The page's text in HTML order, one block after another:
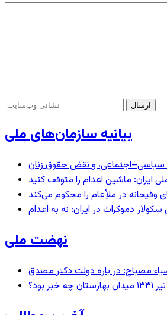
بیانیه سازمان‌های ملی
سیاسی–اجتماعی، و نقض حقوق زنان
وقیحانه در ملأِعام را محکوم می‌کند
دموکرات در ایران: نه به اعدام
نهضت ملی
مصباح: در باره دولت دکتر مصدق